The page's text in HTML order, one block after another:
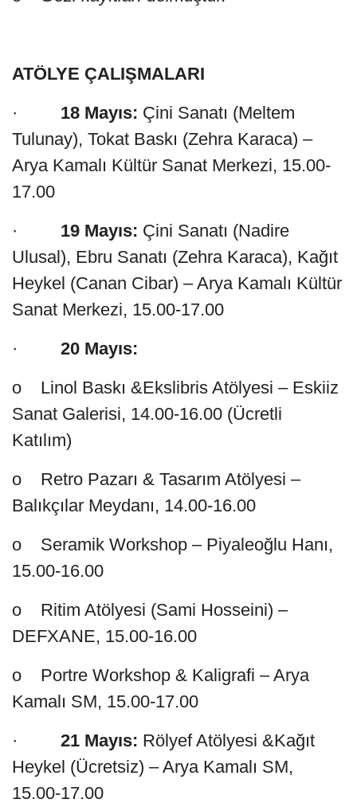
ATÖLYE ÇALIŞMALARI
· 18 Mayıs: Çini Sanatı (Meltem
Tulunay), Tokat Baskı (Zehra Karaca) –
Arya Kamalı Kültür Sanat Merkezi, 15.00-
17.00
· 19 Mayıs: Çini Sanatı (Nadire
Ulusal), Ebru Sanatı (Zehra Karaca), Kağıt
Heykel (Canan Cibar) – Arya Kamalı Kültür
Sanat Merkezi, 15.00-17.00
· 20 Mayıs:
o Linol Baskı &Ekslibris Atölyesi – Eskiiz
Sanat Galerisi, 14.00-16.00 (Ücretli
Katılım)
o Retro Pazarı & Tasarım Atölyesi –
Balıkçılar Meydanı, 14.00-16.00
o Seramik Workshop – Piyaleoğlu Hanı,
15.00-16.00
o Ritim Atölyesi (Sami Hosseini) –
DEFXANE, 15.00-16.00
o Portre Workshop & Kaligrafi – Arya
Kamalı SM, 15.00-17.00
· 21 Mayıs: Rölyef Atölyesi &Kağıt
Heykel (Ücretsiz) – Arya Kamalı SM,
15.00-17.00